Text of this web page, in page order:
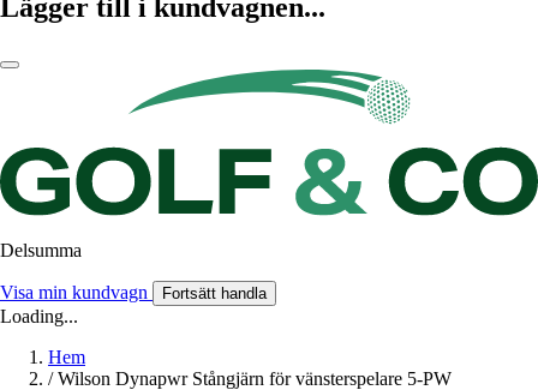
Lägger till i kundvagnen...
Delsumma
Visa min kundvagn Fortsätt handla
Loading...
Hem
/ Wilson Dynapwr Stångjärn för vänsterspelare 5-PW